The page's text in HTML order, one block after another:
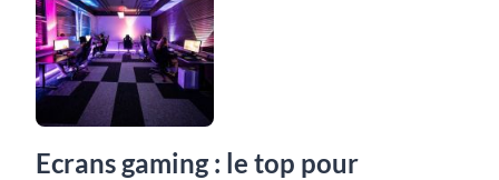
Ecrans gaming : le top pour